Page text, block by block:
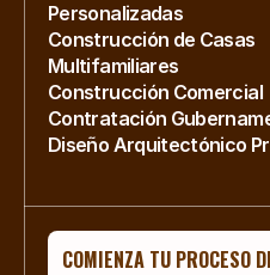
Personalizadas
Construcción de Casas
Multifamiliares
Construcción Comercial
Contratación
Diseño Arquitectónico
COMIENZA TU PROCESO